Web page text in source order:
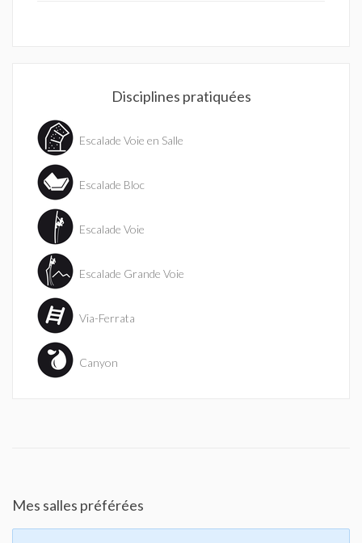
Disciplines pratiquées
Escalade Voie en Salle
Escalade Bloc
Escalade Voie
Escalade Grande Voie
Via-Ferrata
Canyon
Mes salles préférées